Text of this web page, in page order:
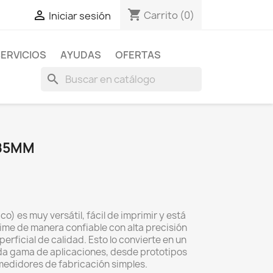
 Iniciar sesión shopping_cart Carrito (0)
AYUDAS OFERTAS
search
es muy versátil, fácil de imprimir y está
de manera confiable con alta precisión
de calidad. Esto lo convierte en un
gama de aplicaciones, desde prototipos
de fabricación simples.